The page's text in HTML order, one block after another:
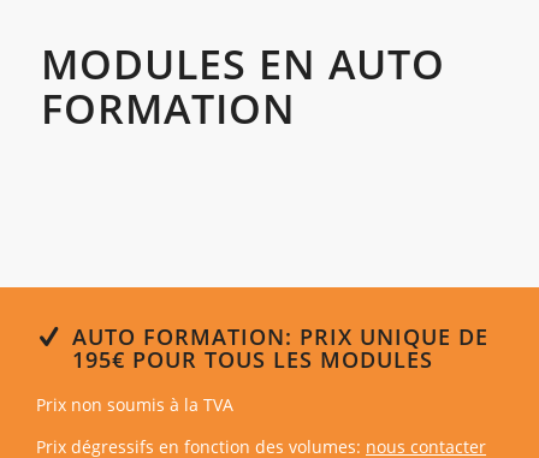
MODULES EN AUTO
FORMATION
AUTO FORMATION: PRIX UNIQUE DE
195€ POUR TOUS LES MODULES
Prix non soumis à la TVA
Prix dégressifs en fonction des volumes: nous contacter